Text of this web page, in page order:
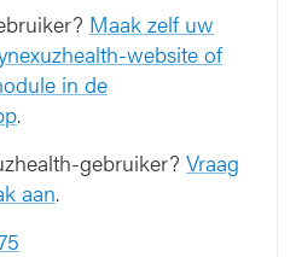
Maak zelf uw
website of
in de
.
gebruiker? Vraag
aan.